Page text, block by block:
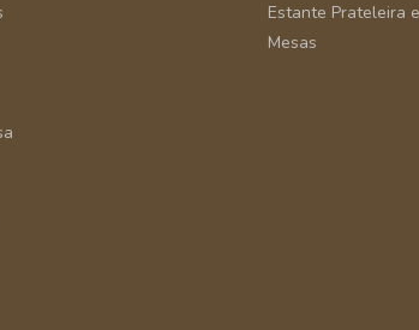
Estante Prateleira
Mesas